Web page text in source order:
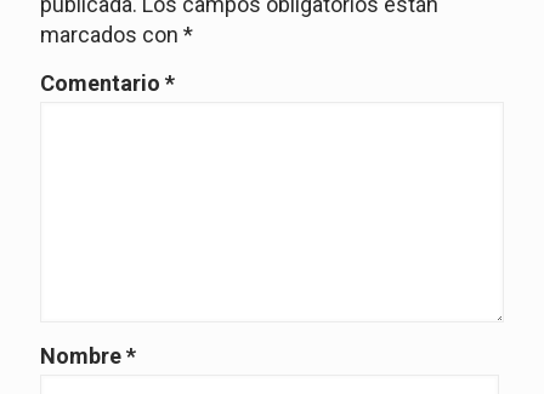
marcados con *
Comentario *
Nombre*